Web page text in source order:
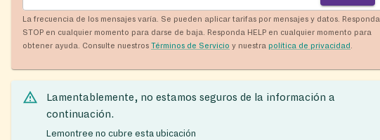
La frecuencia de los mensajes varía. Se pueden aplicar tarifas por mensajes y datos. Responda
STOP en cualquier momento para darse de baja. Responda HELP en cualquier momento para
obtener ayuda. Consulte nuestros Términos de Servicio y nuestra política de privacidad
Lamentablemente, no estamos seguros de la información a
continuación.
Lemontree no cubre esta ubicación